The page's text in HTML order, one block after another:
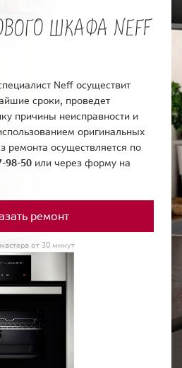
ШКАФА NEFF
Neff осуществит
сроки, проведет
причины неисправности и
оригинальных
ремонта осуществляется по
98-50 или через форму на
ремонт
от 30 минут